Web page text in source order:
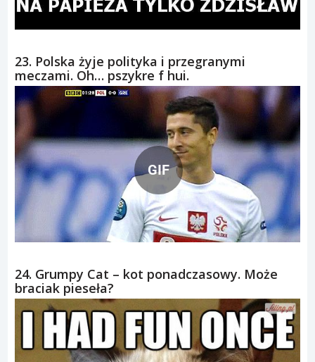
23. Polska żyje polityka i przegranymi
meczami. Oh… pszykre f hui.
GIF
24. Grumpy Cat – kot ponadczasowy. Może
braciak pieseła?